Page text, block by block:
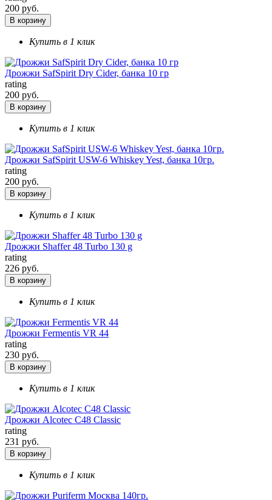
200 руб.
В корзину
Купить в 1 клик
Дрожжи SafSpirit Dry Cider, банка 10 гр
rating
200 руб.
В корзину
Купить в 1 клик
Дрожжи SafSpirit USW-6 Whiskey Yest, банка 10гр.
rating
200 руб.
В корзину
Купить в 1 клик
Дрожжи Shaffer 48 Turbo 130 g
rating
226 руб.
В корзину
Купить в 1 клик
Дрожжи Fermentis VR 44
rating
230 руб.
В корзину
Купить в 1 клик
Дрожжи Alcotec C48 Classic
rating
231 руб.
В корзину
Купить в 1 клик